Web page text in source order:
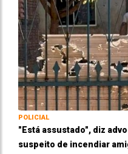
POLICIAL
"Está assustado", diz
suspeito de incendiar